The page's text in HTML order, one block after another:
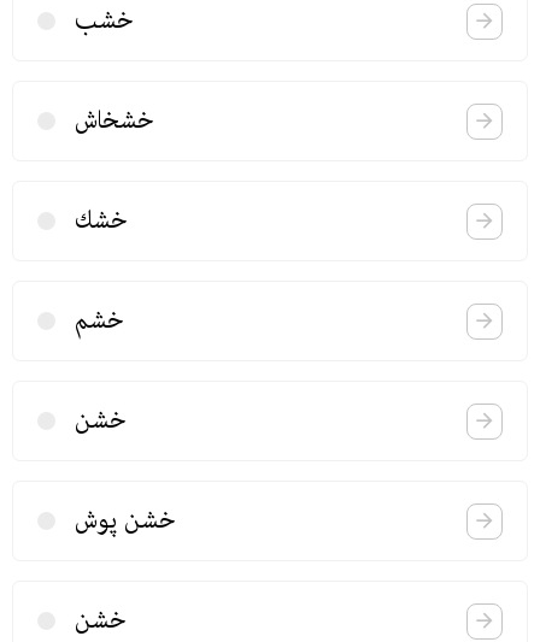
خشب
خشخاش
خشك
خشم
خشن
خشن پوش
خشن